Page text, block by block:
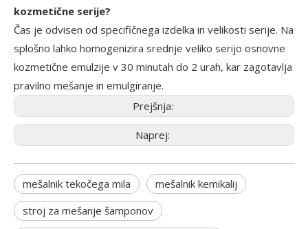
kozmetične serije?
Čas je odvisen od specifičnega izdelka in velikosti serije. Na
splošno lahko homogenizira srednje veliko serijo osnovne
kozmetične emulzije v 30 minutah do 2 urah, kar zagotavlja
pravilno mešanje in emulgiranje.
Prejšnja:
Naprej:
mešalnik tekočega mila
mešalnik kemikalij
stroj za mešanje šamponov